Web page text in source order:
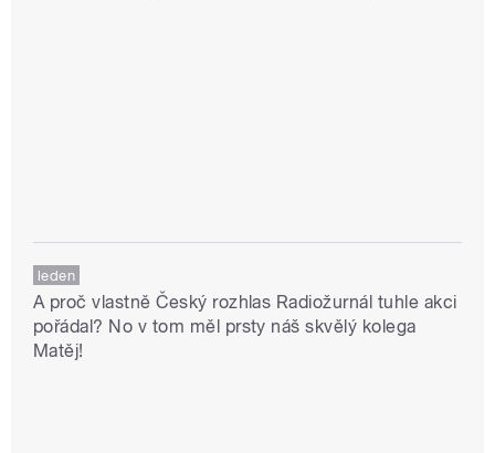
leden
A proč vlastně Český rozhlas Radiožurnál tuhle akci
pořádal? No v tom měl prsty náš skvělý kolega
Matěj!